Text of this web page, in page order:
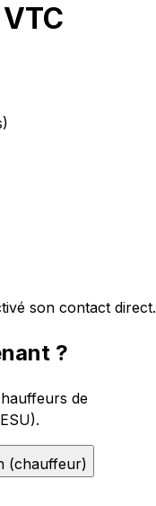
)
son contact direct.
?
de
(chauffeur)